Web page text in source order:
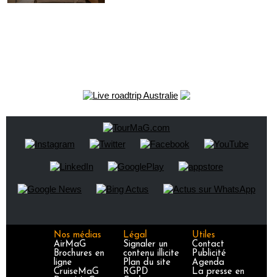
Nos médias
AirMaG
Brochures en
ligne
CruiseMaG
Légal
Signaler un
contenu illicite
Plan du site
RGPD
Utiles
Contact
Publicité
Agenda
La presse en